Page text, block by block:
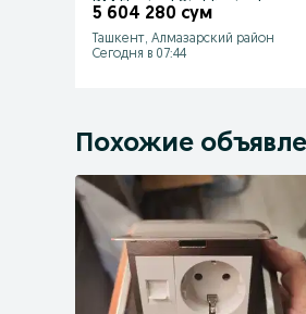
DM Electro | Stablizator |
5 604 280 сум
Ташкент, Алмазарский район
Сегодня в 07:44
Похожие